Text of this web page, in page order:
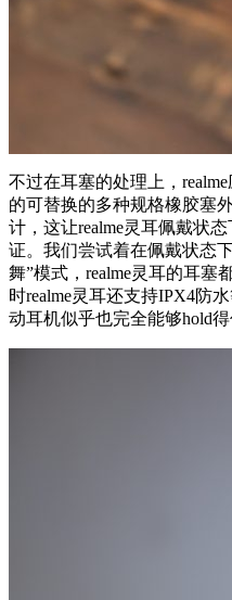
不过在耳塞的处理上，
的可替换的多种规格橡胶塞
计，这让realme灵耳佩戴状
证。我们尝试着在佩戴状态
舞”模式，realme灵耳的耳塞
时realme灵耳还支持IPX4防
动耳机似乎也完全能够hold得